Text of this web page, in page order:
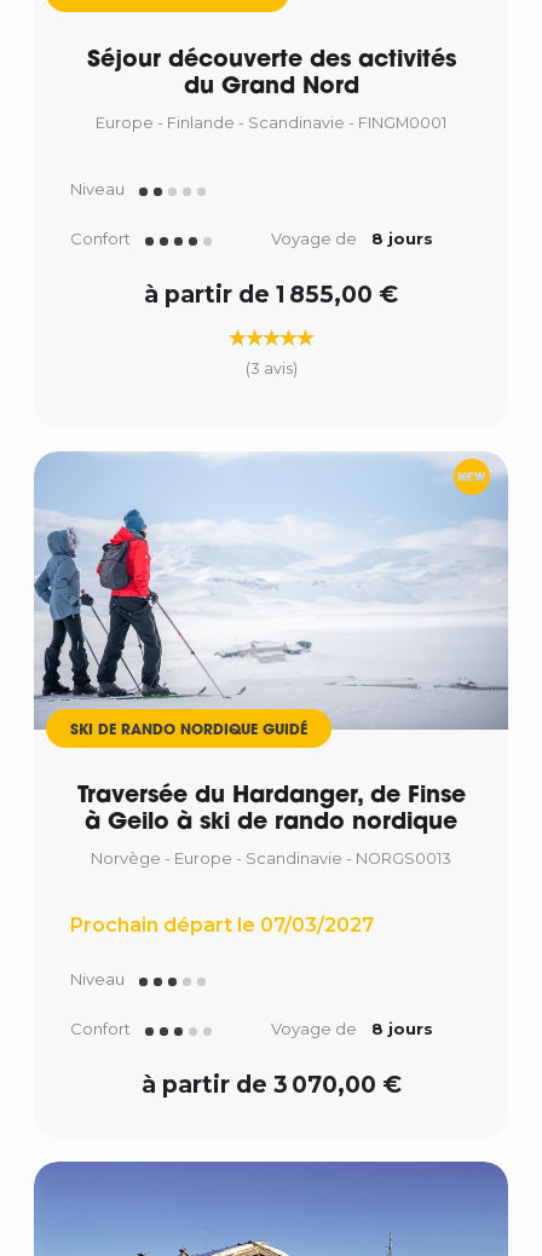
Séjour découverte des activités
du Grand Nord
Europe - Finlande - Scandinavie - FINGM0001
Niveau
Confort Voyage de 8 jours
à partir de 1 855,00 €
(3 avis)
SKI DE RANDO NORDIQUE GUIDÉ
Traversée du Hardanger, de Finse
à Geilo à ski de rando nordique
Norvège - Europe - Scandinavie - NORGS0013
Prochain départ le 07/03/2027
Niveau
Confort Voyage de 8 jours
à partir de 3 070,00 €